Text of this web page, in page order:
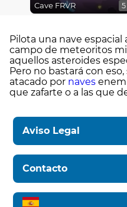
Cave FRVR 5
Pilota una nave
campo de meteoritos
aquellos asteroides
Pero no bastará con
atacado por naves
que zafarte o a las que
Aviso Legal
Contacto